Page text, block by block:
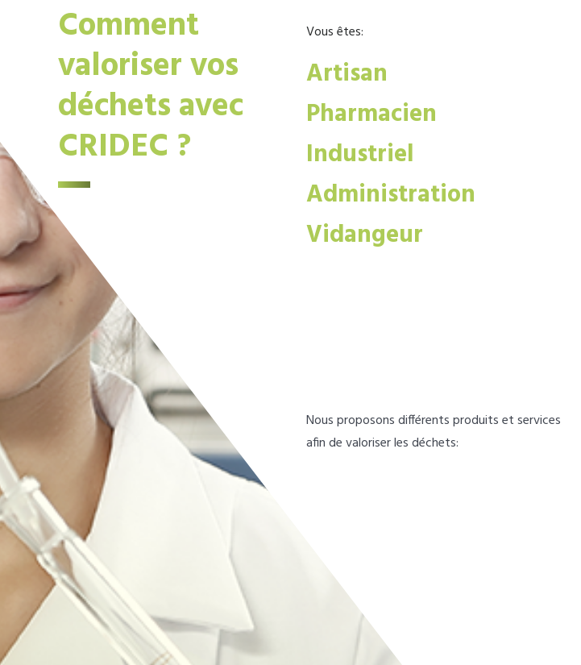
Comment
valoriser vos
déchets avec
CRIDEC ?
Vous êtes:
Artisan
Pharmacien
Industriel
Administration
Vidangeur
Nous proposons différents produits et services
afin de valoriser les déchets: